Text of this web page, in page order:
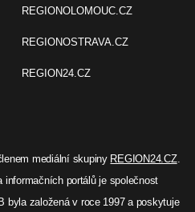
REGIONOLOMOUC.CZ
REGIONOSTRAVA.CZ
REGION24.CZ
mediální skupiny REGION24.CZ.
informačních portálů je společnost
byla založená v roce 1997 a poskytuje